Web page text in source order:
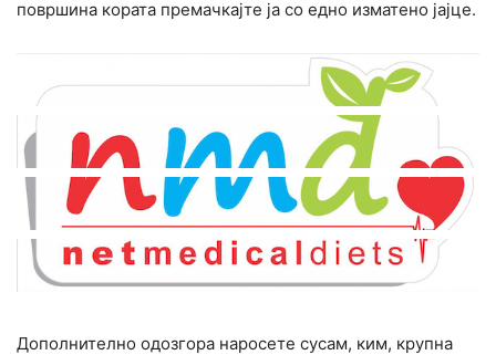
површина кората премачкајте ја со едно изматено јајце.
Дополнително одозгора наросете сусам, ким, крупна